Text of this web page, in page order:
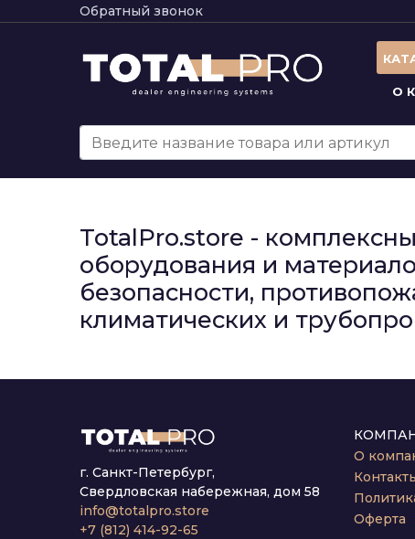
Обратный звонок
О
TotalPro.store -
оборудования и
безопасности,
климатических и
г. Санкт-Петербург,
Свердловская набережная, дом 58
info@totalpro.store
+7 (812) 414-92-65
О
Оферта